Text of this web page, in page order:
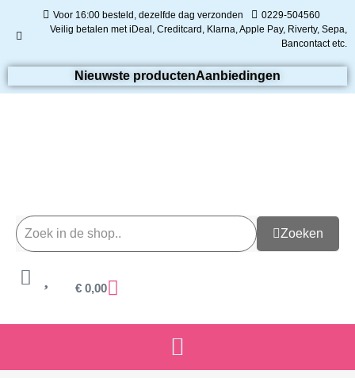
Voor 16:00 besteld, dezelfde dag verzonden
0229-504560
Veilig betalen met iDeal, Creditcard, Klarna, Apple Pay, Riverty, Sepa,
Bancontact etc.
Nieuwste productenAanbiedingen
Zoeken
€ 0,00